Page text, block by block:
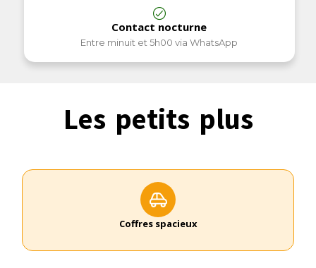
Contact nocturne
Entre minuit et 5h00 via WhatsApp
Les petits plus
Coffres spacieux